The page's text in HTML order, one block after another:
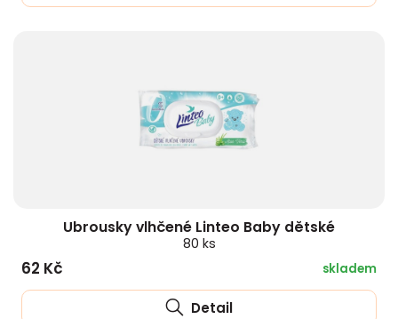
Ubrousky vlhčené Linteo Baby dětské
80 ks
62 Kč skladem
Detail